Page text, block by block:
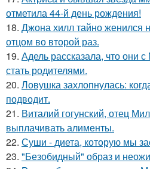
отметила 44-й день рождения!
18. Джона хилл тайно женился
отцом во второй раз.
19. Адель рассказала, что они
стать родителями.
20. Ловушка захлопнулась:
подводит.
21. Виталий гогунский, отец
выплачивать алименты.
22. Суши - диета, которую мы
23. "Безобидный" образ и